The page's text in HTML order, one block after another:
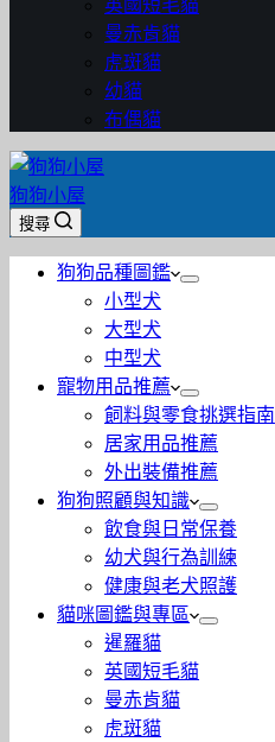
英國短毛貓
曼赤肯貓
虎斑貓
幼貓
布偶貓
狗狗小屋
搜尋
狗狗品種圖鑑
小型犬
大型犬
中型犬
寵物用品推薦
飼料與零食挑選指南
居家用品推薦
外出裝備推薦
狗狗照顧與知識
飲食與日常保養
幼犬與行為訓練
健康與老犬照護
貓咪圖鑑與專區
暹羅貓
英國短毛貓
曼赤肯貓
虎斑貓